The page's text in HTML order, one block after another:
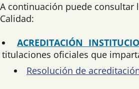
A continuación puede consultar
Calidad:
ACREDITACIÓN
titulaciones oficiales que
Resolución de